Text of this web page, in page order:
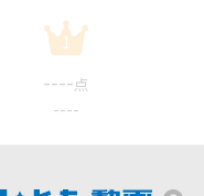
1
---- 点
----